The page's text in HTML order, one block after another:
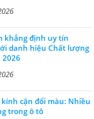
khẳng định uy tín
danh hiệu Chất lượng
2026
cận đổi màu: Nhiều
trong ô tô